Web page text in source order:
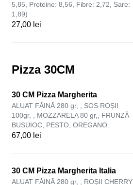
5,85, Proteine: 8,56, Fibre: 2,72, Sare:
1,89)
27,00 lei
Pizza 30CM
30 CM Pizza Margherita
ALUAT FĂINĂ 280 gr, , SOS ROȘII
100gr, , MOZZARELA 80 gr,, FRUNZĂ
BUSUIOC, PESTO, OREGANO.
67,00 lei
30 CM Pizza Margherita Italia
ALUAT FĂINĂ 280 gr, , ROȘII CHERRY